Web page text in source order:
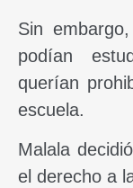
Sin
podían
querían
escuela.
Malala
el derecho a